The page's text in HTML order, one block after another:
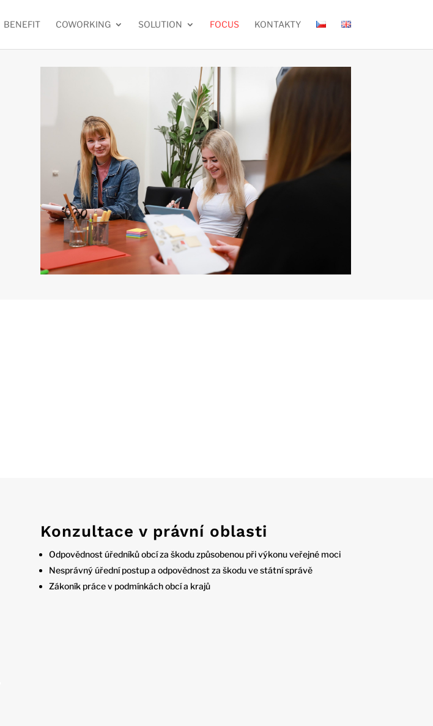
BENEFIT COWORKING SOLUTION FOCUS KONTAKTY
Konzultace v právní oblasti
Odpovědnost úředníků obcí za škodu způsobenou při výkonu veřejné moci
Nesprávný úřední postup a odpovědnost za škodu ve státní správě
Zákoník práce v podmínkách obcí a krajů